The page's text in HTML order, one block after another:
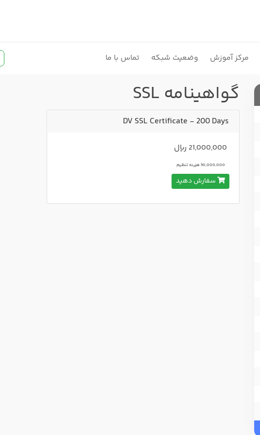
مرکز آموزش وضعیت شبکه تماس با ما
گواهینامه SSL
DV SSL Certificate - 200 Days
21,000,000 ریال
50,000,000 هزینه تنظیم
سفارش دهید